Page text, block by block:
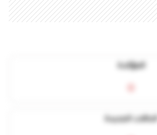
المؤكدة
0
الحالات الجديدة